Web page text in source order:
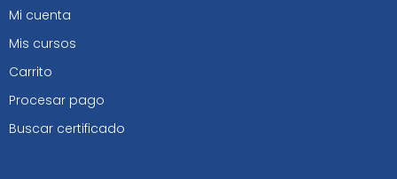
Mi cuenta
Mis cursos
Carrito
Procesar pago
Buscar certificado